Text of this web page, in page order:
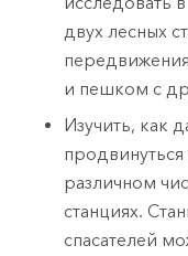
двух лесных
и пешком с
Изучить, как
различном
станциях.
спасателей